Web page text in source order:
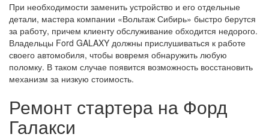
При необходимости заменить устройство и его отдельные
детали, мастера компании «Вольтаж Сибирь» быстро берутся
за работу, причем клиенту обслуживание обходится недорого.
Владельцы Ford GALAXY должны прислушиваться к работе
своего автомобиля, чтобы вовремя обнаружить любую
поломку. В таком случае появится возможность восстановить
механизм за низкую стоимость.
Ремонт стартера на Форд
Галакси